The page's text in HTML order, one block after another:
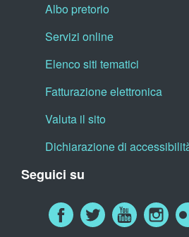
Albo pretorio
Servizi online
Elenco siti tematici
Fatturazione elettronica
Valuta il sito
Dichiarazione di
Seguici su